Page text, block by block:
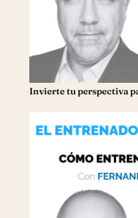
Invierte tu perspectiva